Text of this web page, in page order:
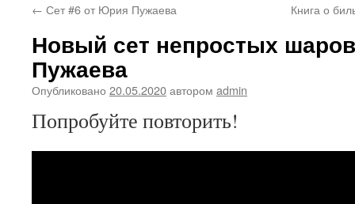
содержимому
← Сет #6 от Юрия Пужаева Книга о
Новый сет непростых
Пужаева
Опубликовано 20.05.2020автором admin
Попробуйте повторить!